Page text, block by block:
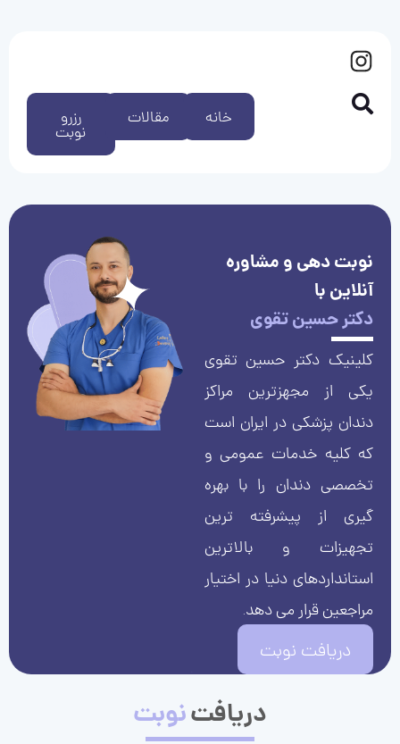
رزرو
نوبت
مقالات خانه
نوبت دهی و مشاوره
آنلاین با
دکتر حسین تقوی
کلینیک دکتر حسین تقوی
یکی از مجهزترین مراکز
دندان پزشکی در ایران است
که کلیه خدمات عمومی و
تخصصی دندان را با بهره
گیری از پیشرفته ترین
تجهیزات و بالاترین
استانداردهای دنیا در اختیار
مراجعین قرار می دهد.
دریافت نوبت
دریافتنوبت